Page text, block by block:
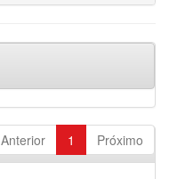
Anterior 1 Próximo